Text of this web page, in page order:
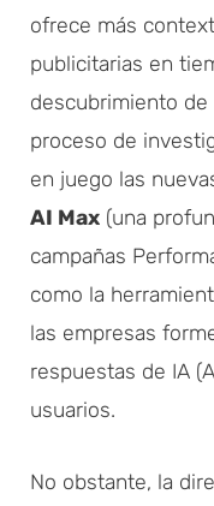
ofrece más
publicitarias en
descubrimiento de
proceso de
en juego las
AI Max (una
campañas
como la
las empresas
respuestas de IA
usuarios.
No obstante, la